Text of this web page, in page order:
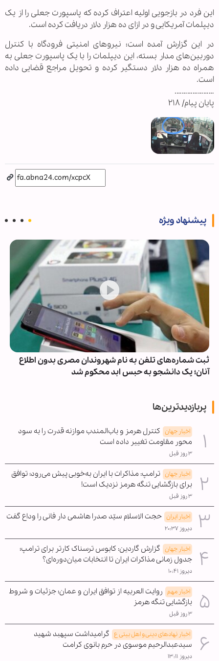
این فرد در بازجویی اولیه اعتراف کرده که پاسپورت جعلی را از یک
دیپلمات آمریکایی و در ازای ده هزار دلار دریافت کرده است.
در این گزارش آمده است؛ نیرو‌های امنیتی فرودگاه با کنترل
دوربین‌های مدار بسته، این دیپلمات را با یک پاسپورت جعلی به
همراه ده هزار دلار دستگیر کرده و تحویل مراجع قضایی داده
است.
………………….
پایان پیام/ ۲۱۸
پیشنهاد ویژه
ثبت شماره‌های تلفن به نام شهروندان مصری بدون اطلاع
آنان؛ یک دانشجو به حبس ابد محکوم شد
پربازدیدترین‌ها
اخبار جهان کنترل هرمز و باب‌المندب موازنه قدرت را به سود
محور مقاومت تغییر داده است
۳ روز قبل
اخبار جهان ترامپ: مذاکرات با ایران به‌خوبی پیش می‌رود؛ توافق
برای بازگشایی تنگه هرمز نزدیک است!
۳ روز قبل
اخبار ایران حجت الاسلام سیّد صدرا هاشمی دار فانی را وداع گفت
دیروز ۲۰:۳۷
اخبار جهان گزارش گاردین: کابوس ترسناک کارتر برای ترامپ؛
جدول زمانی مذاکرات ایران تا انتخابات میان‌دوره‌ای؟
دیروز ۱۰:۴۱
اخبار مهم روایت العربیه از توافق ایران و عمان؛ جزئیات و شروط
بازگشایی تنگه هرمز
۳ روز قبل
اخبار نهادهای دینی و اهل بیتی ع گرامیداشت سپهبد شهید
سیدعبدالرحیم موسوی در حرم بانوی کرامت
دیروز ۱۳:۱۱